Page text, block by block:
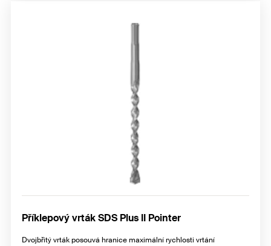
Příklepový vrták SDS Plus II Pointer
Dvojbřitý vrták posouvá hranice maximální rychlosti vrtání